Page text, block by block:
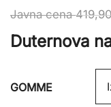
Javna cena
Duternova
GOMME